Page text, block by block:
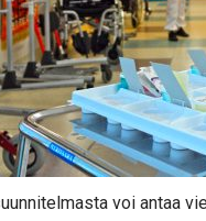
voi antaa